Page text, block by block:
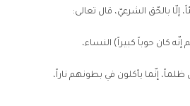
إلّا بالحّق الشرعيّ، قال تعالى:
إنّه كان حوباً كبيراً) النساء،
ظلماً، إنّما يأكلون في بطونهم ناراً،